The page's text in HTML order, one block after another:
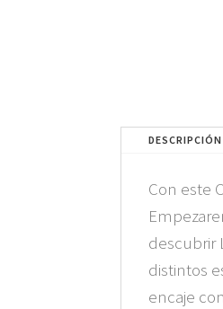
DESCRIPCIÓN
Con este
descubrir
distintos
encaje